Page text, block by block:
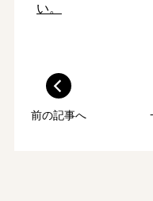
い。
前の記事へ